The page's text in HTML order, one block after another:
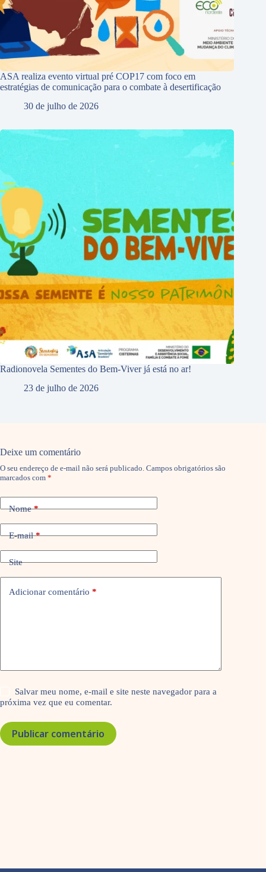
ASA realiza evento virtual pré COP17 com foco em
estratégias de comunicação para o combate à desertificação
30 de julho de 2026
Radionovela Sementes do Bem-Viver já está no ar!
23 de julho de 2026
Deixe um comentário
O seu endereço de e-mail não será publicado. Campos obrigatórios são
marcados com *
Nome*
E-mail*
Site
Adicionar comentário *
Salvar meu nome, e-mail e site neste navegador para a
próxima vez que eu comentar.
Publicar comentário